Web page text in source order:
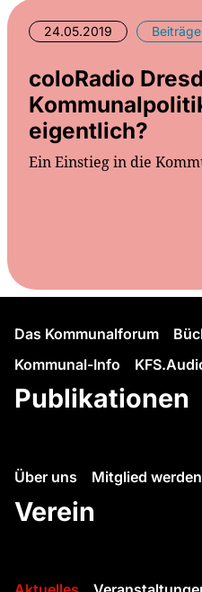
24.05.2019 Beiträge
coloRadio
eigentlich?
Ein Einstieg in die
Das Kommunalforum
Kommunal-Info
Publikationen
Über uns Mitglied
Verein